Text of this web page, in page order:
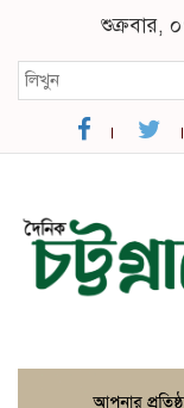
শুক্রবার,